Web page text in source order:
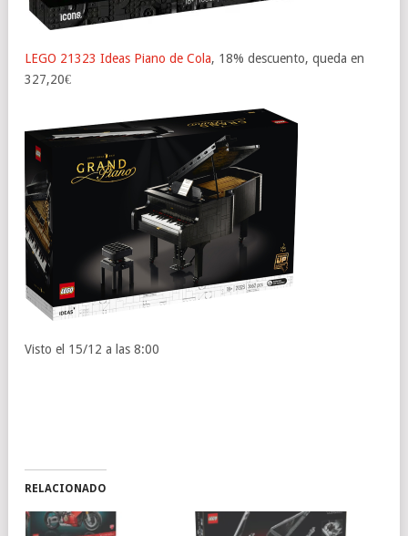
LEGO 21323 Ideas Piano de Cola, 18% descuento, queda en
327,20€
Visto el 15/12 a las 8:00
RELACIONADO